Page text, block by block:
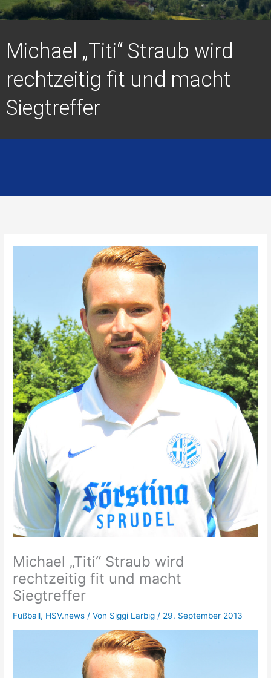
Michael „Titi“ Straub wird
rechtzeitig fit und macht
Siegtreffer
Michael „Titi“ Straub wird
rechtzeitig fit und macht
Siegtreffer
Fußball, HSV.news / Von Siggi Larbig / 29. September 2013